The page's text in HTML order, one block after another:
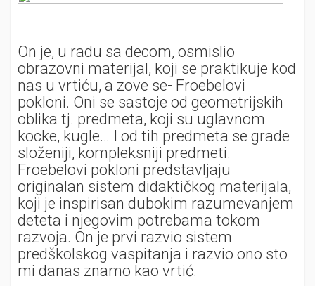
On je, u radu sa decom, osmislio
obrazovni materijal, koji se praktikuje kod
nas u vrtiću, a zove se- Froebelovi
pokloni. Oni se sastoje od geometrijskih
oblika tj. predmeta, koji su uglavnom
kocke, kugle… I od tih predmeta se grade
složeniji, kompleksniji predmeti.
Froebelovi pokloni predstavljaju
originalan sistem didaktičkog materijala,
koji je inspirisan dubokim razumevanjem
deteta i njegovim potrebama tokom
razvoja. On je prvi razvio sistem
predškolskog vaspitanja i razvio ono sto
mi danas znamo kao vrtić.